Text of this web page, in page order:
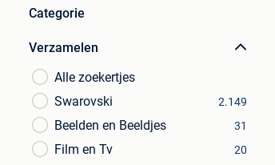
Categorie
Verzamelen
Alle zoekertjes
Swarovski
2.149
Beelden en Beeldjes 31
Film en Tv 20